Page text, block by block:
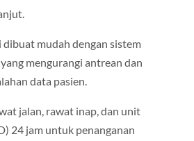
mudah dengan sistem
mengurangi antrean dan
data pasien.
jalan, rawat inap, dan unit
24 jam untuk penanganan